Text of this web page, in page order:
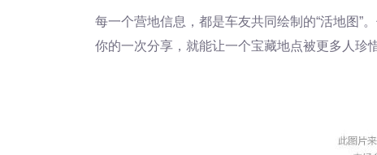
每一个营地信息，都是车友共同绘制的“活地图”
你的一次分享，就能让一个宝藏地点被更多人珍惜